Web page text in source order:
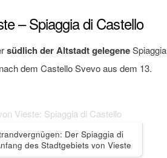
– Spiaggia di Castello
südlich der Altstadt gelegeneSpiaggia
dem Castello Svevo aus dem 13.
Der Spiaggia di
des Stadtgebiets von Vieste